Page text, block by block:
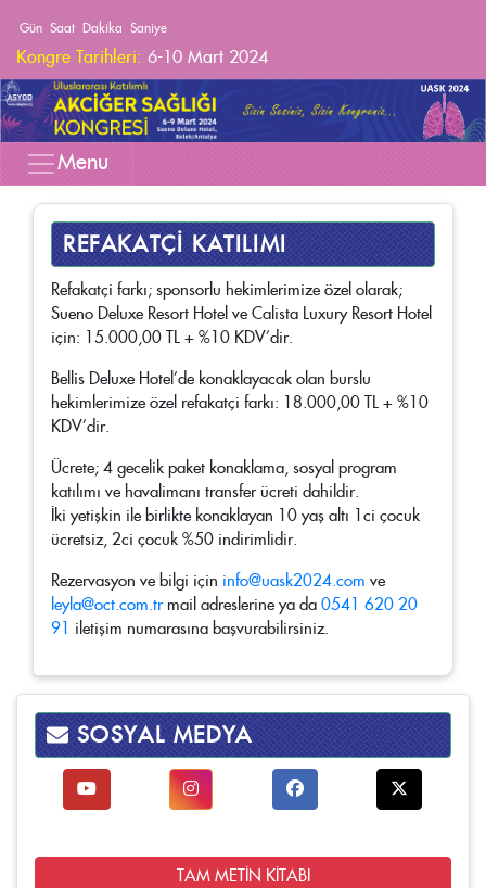
Gün Saat Dakika Saniye
Kongre Tarihleri: 6-10 Mart 2024
Kongre Lokasyonu:Belek - Antalya
Kongre Oteli:Sueno Deluxe Hotel
Menu
REFAKATÇİ KATILIMI
Refakatçi farkı; sponsorlu hekimlerimize özel olarak;
Sueno Deluxe Resort Hotel ve Calista Luxury Resort Hotel
için: 15.000,00 TL + %10 KDV’dir.
Bellis Deluxe Hotel’de konaklayacak olan burslu
hekimlerimize özel refakatçi farkı: 18.000,00 TL + %10
KDV’dir.
Ücrete; 4 gecelik paket konaklama, sosyal program
katılımı ve havalimanı transfer ücreti dahildir.
İki yetişkin ile birlikte konaklayan 10 yaş altı 1ci çocuk
ücretsiz, 2ci çocuk %50 indirimlidir.
Rezervasyon ve bilgi için info@uask2024.com ve
leyla@oct.com.trmail adreslerine ya da 0541 620 20
91 iletişim numarasına başvurabilirsiniz.
SOSYAL MEDYA
TAM METİN KİTABI